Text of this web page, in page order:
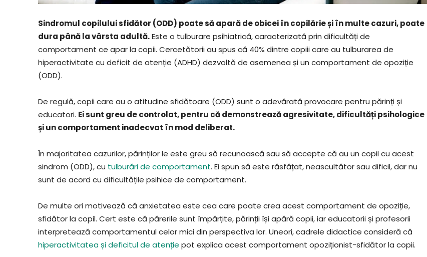
Sindromul copilului sfidător (ODD) poate să apară de obicei în copilărie și în multe cazuri, poate
dura până la vârsta adultă.Este o tulburare psihiatrică, caracterizată prin dificultăți de
comportament ce apar la copii. Cercetătorii au spus că 40% dintre copiii care au tulburarea de
hiperactivitate cu deficit de atenție (ADHD) dezvoltă de asemenea și un comportament de opoziție
(ODD).
De regulă, copii care au o atitudine sfidătoare (ODD) sunt o adevărată provocare pentru părinți și
educatori. Ei sunt greu de controlat, pentru că demonstrează agresivitate, dificultăți psihologice
și un comportament inadecvat în mod deliberat.
În majoritatea cazurilor, părinților le este greu să recunoască sau să accepte că au un copil cu acest
sindrom (ODD), cu tulburări de comportament. Ei spun să este răsfățat, neascultător sau dificil, dar nu
sunt de acord cu dificultățile psihice de comportament.
De multe ori motivează că anxietatea este cea care poate crea acest comportament de opoziție,
sfidător la copil. Cert este că părerile sunt împărțite, părinții își apără copii, iar educatorii și profesorii
interpretează comportamentul celor mici din perspectiva lor. Uneori, cadrele didactice consideră că
hiperactivitatea și deficitul de atenție pot explica acest comportament opoziționist-sfidător la copii.